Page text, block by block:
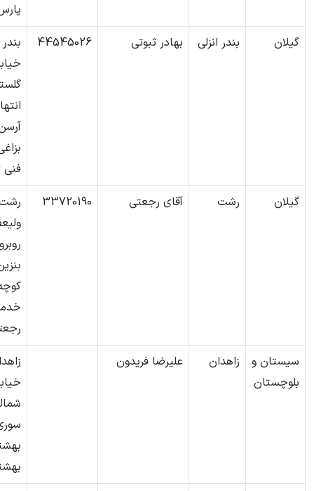
گیلان
بندر انزلی بهادر ثبوتی 44545026
فنی
گیلان
رشت آقای رجعتی 33720190
سیستان و
بلوچستان
زاهدان علیرضا فریدون